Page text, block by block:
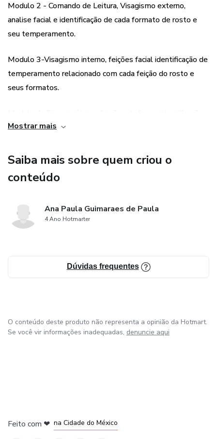
Modulo 2 - Comando de Leitura, Visagismo externo,
analise facial e identificação de cada formato de rosto e
seu temperamento.
Modulo 3-Visagismo interno, feições facial identificação de
temperamento relacionado com cada feição do rosto e
seus formatos.
de assimetrias facial tanto na estrutura óssea, muscular
Modulo 5- conhecendo a estrutura óssea e muscular.
personalizado e harmônico.
Mostrar mais
Saiba mais sobre quem criou o
conteúdo
Ana Paula Guimaraes de Paula
4 Ano Hotmarter
Dúvidas frequentes
O conteúdo deste produto não representa a opinião da Hotmart.
Se você vir informações inadequadas, denuncie aqui
Feito com ❤ na Cidade do México